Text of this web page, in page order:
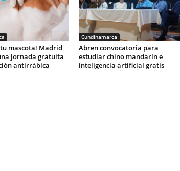
tu mascota! Madrid
jornada gratuita
antirrábica
Cundinamarca
Abren convocatoria para
estudiar chino mandarín e
inteligencia artificial gratis